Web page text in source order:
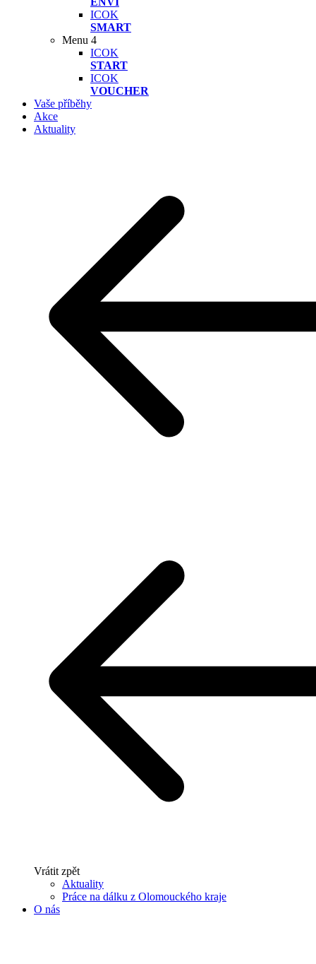
ICOK
SMART
Menu 4
ICOK
START
ICOK
VOUCHER
Vaše příběhy
Akce
Aktuality
Vrátit zpět
Aktuality
Práce na dálku z Olomouckého kraje
O nás